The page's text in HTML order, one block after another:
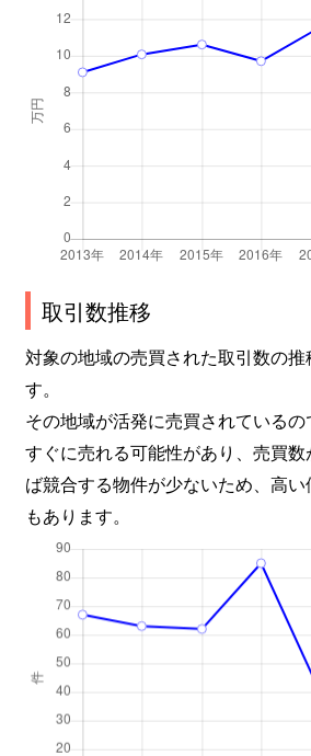
取引数推移
対象の地域の売買された取引数の
す。
その地域が活発に売買されている
すぐに売れる可能性があり、売買
ば競合する物件が少ないため、高
もあります。